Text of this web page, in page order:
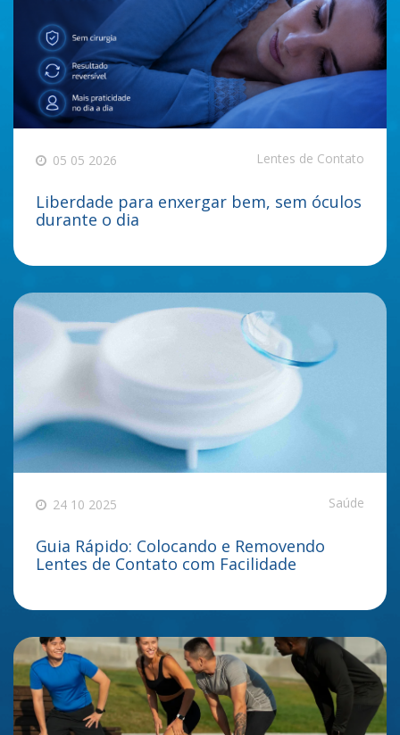
05 05 2026 Lentes de Contato
Liberdade para enxergar bem, sem óculos
durante o dia
24 10 2025 Saúde
Guia Rápido: Colocando e Removendo
Lentes de Contato com Facilidade